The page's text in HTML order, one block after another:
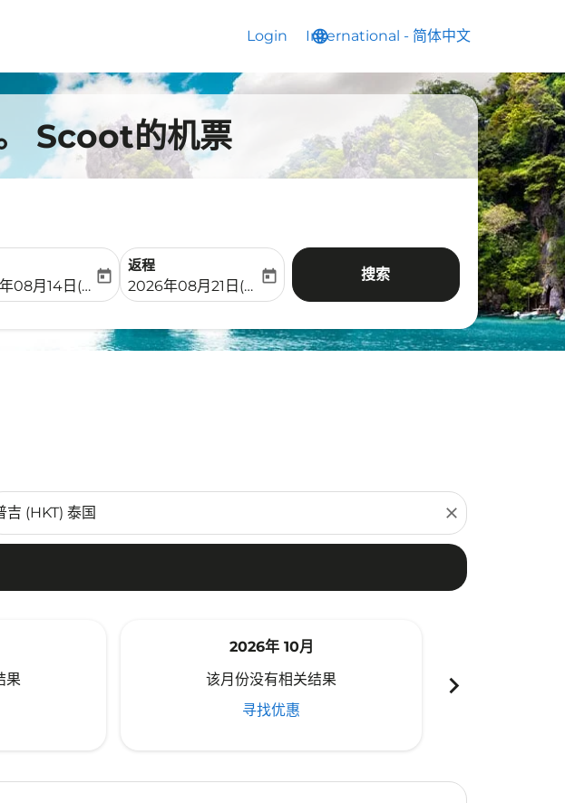
Login language
International - 简体中文
keyboard_arrow_down
Scoot的机票
departure-date-aria-label
08月14日(周五)
today
返程
fc-booking-return-date-aria-label
2026年08月21日(周五)
today 搜索
close
果
2026年 10月
该月份没有相关结果
寻找优惠
chevron_right